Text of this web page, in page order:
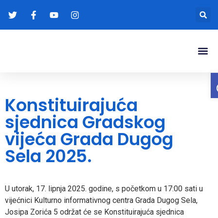
Konstituirajuća
sjednica Gradskog
vijeća Grada Dugog
Sela 2025.
U utorak, 17. lipnja 2025. godine, s početkom u 17:00 sati u
vijećnici Kulturno informativnog centra Grada Dugog Sela,
Josipa Zorića 5 održat će se Konstituirajuća sjednica